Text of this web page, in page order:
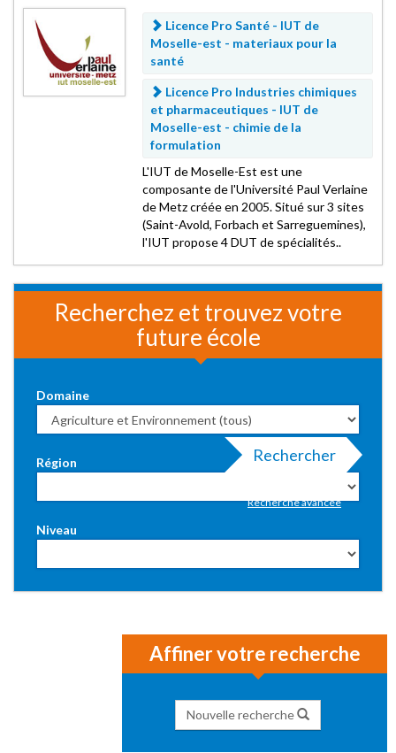
Licence Pro Santé - IUT de
Moselle-est - materiaux pour la
santé
Licence Pro Industries chimiques
et pharmaceutiques - IUT de
Moselle-est - chimie de la
formulation
L'IUT de Moselle-Est est une
composante de l'Université Paul Verlaine
de Metz créée en 2005. Situé sur 3 sites
(Saint-Avold, Forbach et Sarreguemines),
l'IUT propose 4 DUT de spécialités..
Recherchez et trouvez votre
future école
Domaine
Région
Niveau
Rechercher
Recherche avancée
Affiner votre recherche
Nouvelle recherche